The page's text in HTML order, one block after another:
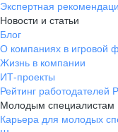
Экспертная
Новости и статьи
Блог
О компаниях в игровой
Жизнь в компании
ИТ-проекты
Рейтинг работодателей
Молодым специалистам
Карьера для молодых